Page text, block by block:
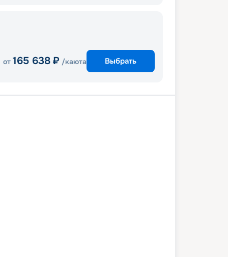
от 165 638 ₽ /каюта Выбрать